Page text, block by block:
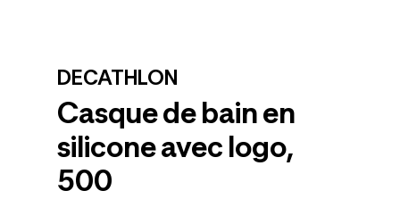
DECATHLON
Casque de bain en
silicone avec logo,
500